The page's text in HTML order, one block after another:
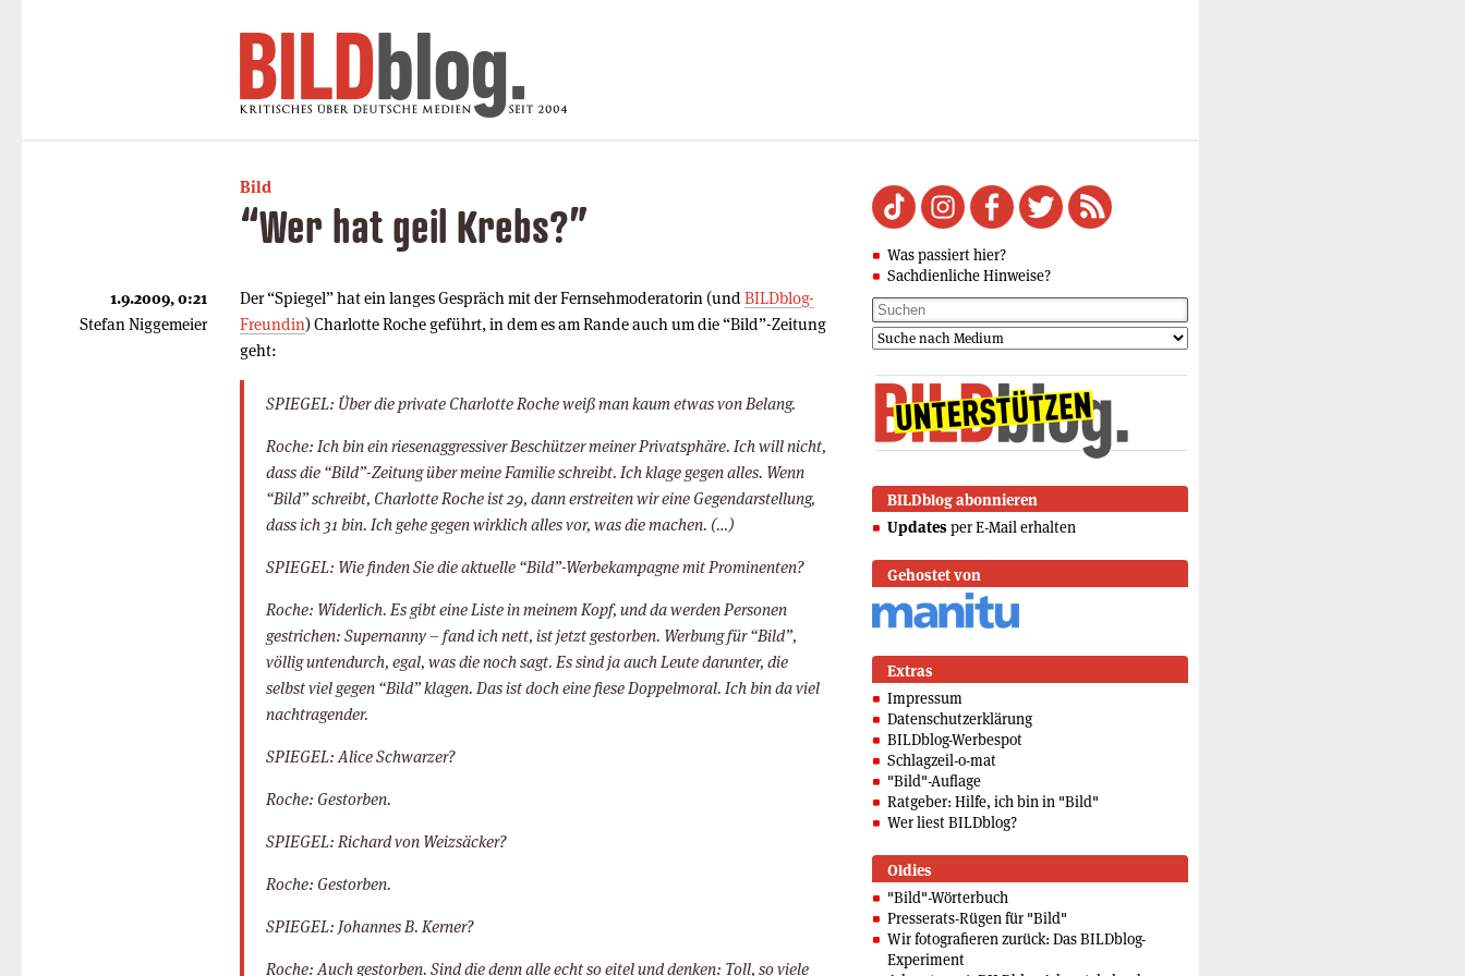
Bild
“Wer hat geil Krebs?”
Der “Spiegel” hat ein langes Gespräch mit der Fernsehmoderatorin (und BILDblog-
Freundin) Charlotte Roche geführt, in dem es am Rande auch um die “Bild”-Zeitung
geht:
SPIEGEL: Über die private Charlotte Roche weiß man kaum etwas von Belang.
Roche: Ich bin ein riesenaggressiver Beschützer meiner Privatsphäre. Ich will nicht,
dass die “Bild”-Zeitung über meine Familie schreibt. Ich klage gegen alles. Wenn
“Bild” schreibt, Charlotte Roche ist 29, dann erstreiten wir eine Gegendarstellung,
dass ich 31 bin. Ich gehe gegen wirklich alles vor, was die machen. (…)
SPIEGEL: Wie finden Sie die aktuelle “Bild”-Werbekampagne mit Prominenten?
Roche: Widerlich. Es gibt eine Liste in meinem Kopf, und da werden Personen
gestrichen: Supernanny – fand ich nett, ist jetzt gestorben. Werbung für “Bild”,
völlig untendurch, egal, was die noch sagt. Es sind ja auch Leute darunter, die
selbst viel gegen “Bild” klagen. Das ist doch eine fiese Doppelmoral. Ich bin da viel
nachtragender.
SPIEGEL: Alice Schwarzer?
Roche: Gestorben.
SPIEGEL: Richard von Weizsäcker?
Roche: Gestorben.
SPIEGEL: Johannes B. Kerner?
Roche: Auch gestorben. Sind die denn alle echt so eitel und denken: Toll, so viele
1.9.2009, 0:21
Stefan Niggemeier
Was passiert hier?
Sachdienliche Hinweise?
BILDblog abonnieren
Updates per E-Mail erhalten
Gehostet von
Extras
Impressum
Datenschutzerklärung
BILDblog-Werbespot
Schlagzeil-o-mat
"Bild"-Auflage
Ratgeber: Hilfe, ich bin in "Bild"
Wer liest BILDblog?
Oldies
"Bild"-Wörterbuch
Presserats-Rügen für "Bild"
Wir fotografieren zurück: Das BILDblog-
Experiment